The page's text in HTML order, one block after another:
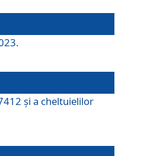
și a cheltuielilor